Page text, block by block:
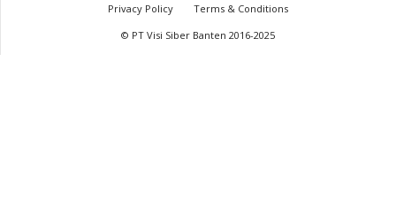
Privacy Policy
Terms & Conditions
© PT Visi Siber Banten 2016-2025